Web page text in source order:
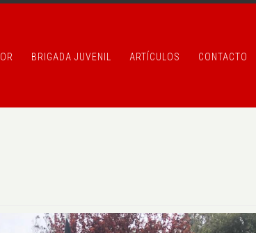
BRIGADA JUVENIL ARTÍCULOS CONTACTO